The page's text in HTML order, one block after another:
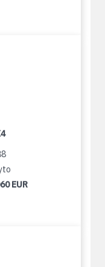
EUR